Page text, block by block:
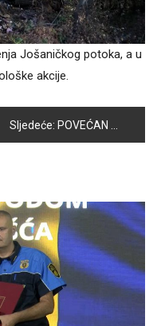
Jošaničkog potoka, a u
akcije.
Sljedeće: POVEĆAN BROJ PACIJENATA SA VIRUSNIM OBOLJENJEM